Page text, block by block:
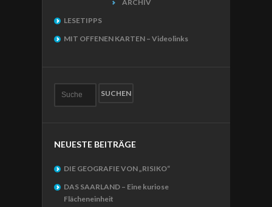
ARCHIV
LESETIPPS
MIT OFFENEN KARTEN – Videolinks
NEUESTE BEITRÄGE
DIE GEOGRAFIE VON „RISIKO“
DAS SAARLAND – Eine kuriose
Flächeneinheit